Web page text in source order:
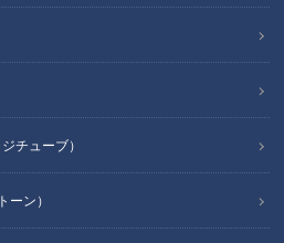
チューブ）
ーン）
で5分のところにある、『クアリ
。
、日帰りでも利用できると家族連
したグランピング施設『ほしとせ